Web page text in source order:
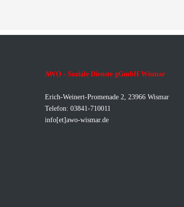
AWO - Soziale Dienste gGmbH Wismar
Erich-Weinert-Promenade 2, 23966 Wismar
Telefon: 03841-710011
info[et]awo-wismar.de